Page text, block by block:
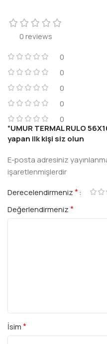
0 reviews
0
0
0
0
0
“UMUR TERMAL RULO
yapan ilk kişi siz olun
E-posta adresiniz
işaretlenmişlerdir
Derecelendirmeniz*
Değerlendirmeniz*
İsim*